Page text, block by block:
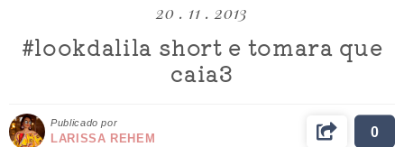
20 . 11 . 2013
#lookdalila short e tomara que
caia3
Publicado por
LARISSA REHEM 0